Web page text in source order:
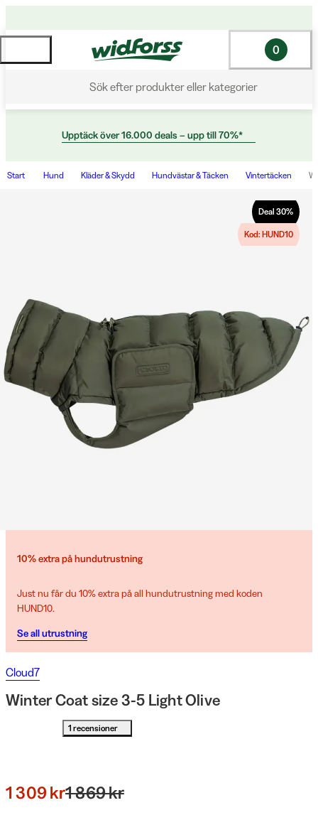
Sök efter produkter eller kategorier
0
Upptäck över 16.000 deals – upp till 70%*
Start Hund Kläder & Skydd Hundvästar & Täcken Vintertäcken
Deal 30%
Kod: HUND10
10% extra på hundutrustning
Just nu får du 10% extra på all hundutrustning med koden
HUND10.
Se all utrustning
Cloud7
Winter Coat size 3-5 Light Olive
1 recensioner
1 309 kr1 869 kr